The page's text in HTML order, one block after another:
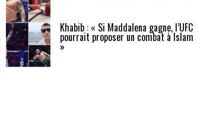
Khabib : « Si Maddalena gagne, l’UFC
pourrait proposer un combat à Islam
»